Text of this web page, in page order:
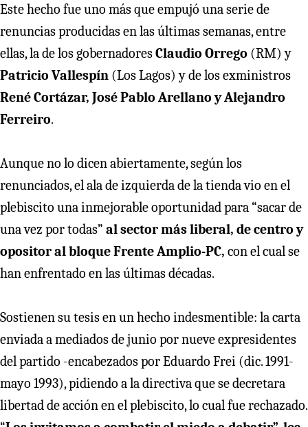
Este hecho fue uno más que empujó una serie de
renuncias producidas en las últimas semanas, entre
ellas, la de los gobernadoresClaudio Orrego (RM) y
Patricio Vallespín (Los Lagos) y de los exministros
René Cortázar, José Pablo Arellano y Alejandro
Ferreiro.
Aunque no lo dicen abiertamente, según los
renunciados, el ala de izquierda de la tienda vio en el
plebiscito una inmejorable oportunidad para “sacar de
una vez por todas” al sector más liberal, de centro y
opositor al bloque Frente Amplio-PC, con el cual se
han enfrentado en las últimas décadas.
Sostienen su tesis en un hecho indesmentible: la carta
enviada a mediados de junio por nueve expresidentes
del partido -encabezados por Eduardo Frei (dic. 1991-
mayo 1993), pidiendo a la directiva que se decretara
libertad de acción en el plebiscito, lo cual fue rechazado.